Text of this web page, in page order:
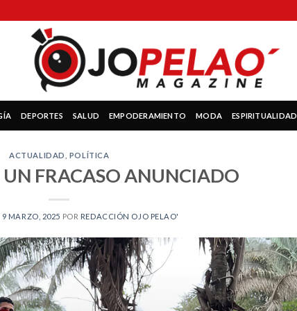
DEPORTES SALUD EMPODERAMIENTO MODA ESPIRITUALIDAD
ACTUALIDAD POLÍTICA
FRACASO ANUNCIADO
9 MARZO, 2025 POR REDACCIÓN OJO PELAO'